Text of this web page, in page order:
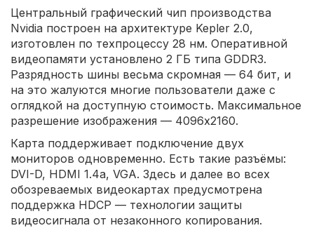
Центральный графический чип производства
Nvidia построен на архитектуре Kepler 2.0,
изготовлен по техпроцессу 28 нм. Оперативной
видеопамяти установлено 2 ГБ типа GDDR3.
Разрядность шины весьма скромная — 64 бит, и
на это жалуются многие пользователи даже с
оглядкой на доступную стоимость. Максимальное
разрешение изображения — 4096x2160.
Карта поддерживает подключение двух
мониторов одновременно. Есть такие разъёмы:
DVI-D, HDMI 1.4a, VGA. Здесь и далее во всех
обозреваемых видеокартах предусмотрена
поддержка HDCP — технологии защиты
видеосигнала от незаконного копирования.